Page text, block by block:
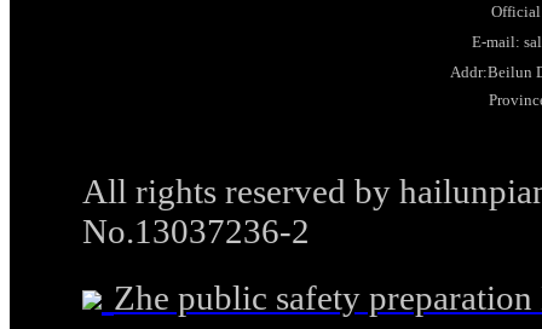
E-mail:
Addr:Beilun
All rights reserved by
No.13037236-2
Zhe public safety